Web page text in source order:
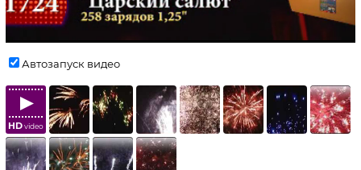
Автозапуск видео
HDvideo